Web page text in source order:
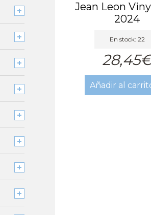
Jean Leon
2024
En stock: 22
Añadir al